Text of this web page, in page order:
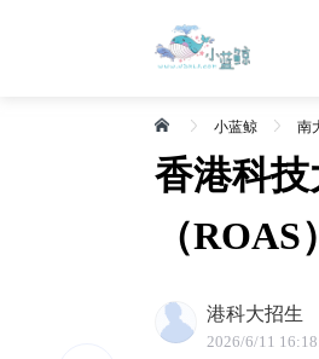
小蓝鲸 南
香港科
（
港科大招生
2026/6/11